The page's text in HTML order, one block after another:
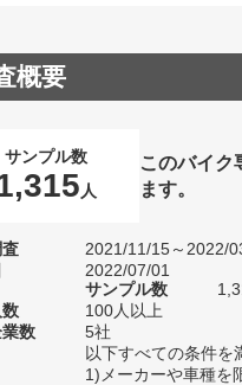
概要
サンプル数
人
このバイク
ます。
2021/11/15～2022/
2022/07/01
サンプル数
100人以上
数
5社
以下すべての条件を
1)メーカーや車種を